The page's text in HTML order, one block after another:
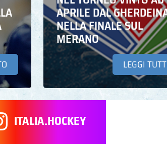
APRILE DAL
NELLA FINALE SUL
MERANO
LEGGI
ITALIA.HOCKEY